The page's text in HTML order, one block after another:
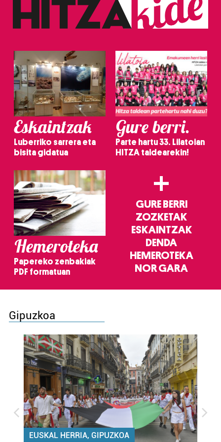
Eskaintzak
Luberriko sarrera eta
bisita gidatua
Gure berri.
Parte hartu 33. Lilatoian
HITZA taldearekin!
Hemeroteka
Papereko zenbakiak
PDF formatuan
+
GURE BERRI
ZOZKETAK
ESKAINTZAK
DENDA
HEMEROTEKA
NOR GARA
Gipuzkoa
EUSKAL HERRIA, GIPUZKOA